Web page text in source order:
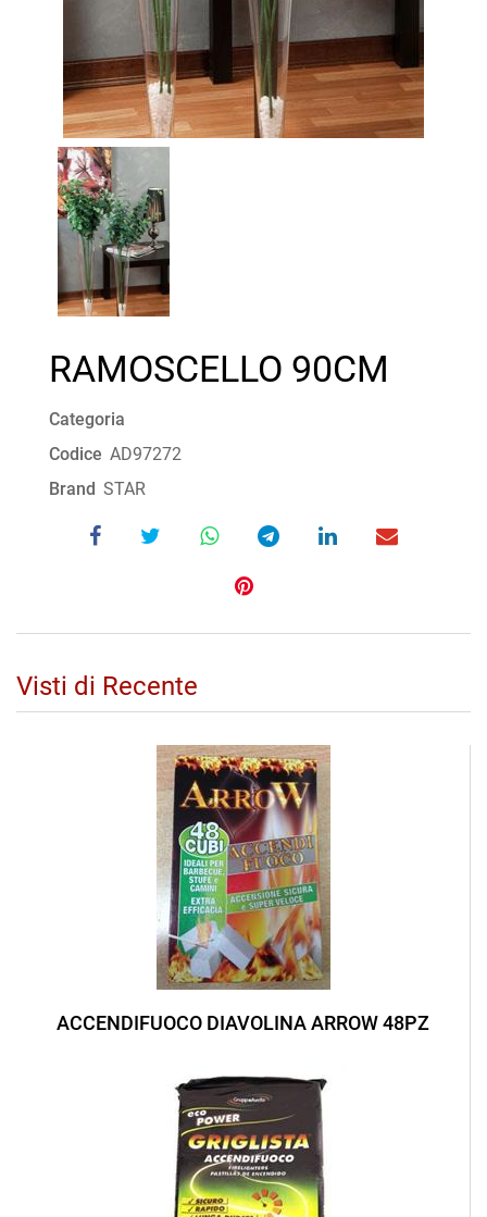
RAMOSCELLO 90CM
Categoria
Codice AD97272
Brand STAR
Visti di Recente
ACCENDIFUOCO DIAVOLINA ARROW 48PZ